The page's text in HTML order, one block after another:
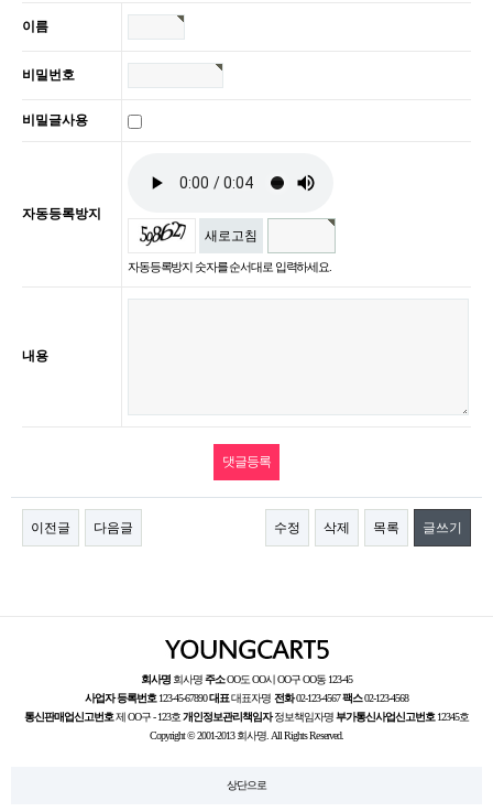
이름
비밀번호
비밀글사용
자동등록방지
새로고침
자동등록방지 숫자를 순서대로 입력하세요.
내용
이전글 다음글 수정 삭제 목록 글쓰기
회사명회사명주소OO도 OO시 OO구 OO동 123-45
사업자 등록번호123-45-67890대표대표자명 전화02-123-4567 팩스02-123-4568
통신판매업신고번호제 OO구 - 123호개인정보관리책임자정보책임자명부가통신사업신고번호12345호
Copyright © 2001-2013 회사명. All Rights Reserved.
상단으로